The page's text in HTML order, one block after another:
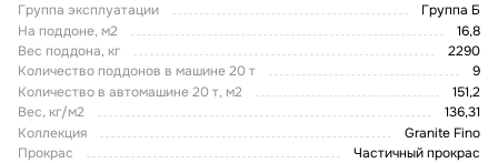
Группа эксплуатации
Группа Б
На поддоне, м2
16,8
Вес поддона, кг
2290
Количество поддонов в машине 20 т
9
Количество в автомашине 20 т, м2
151,2
Вес, кг/м2
136,31
Коллекция
Granite Fino
Прокрас
Частичный прокрас